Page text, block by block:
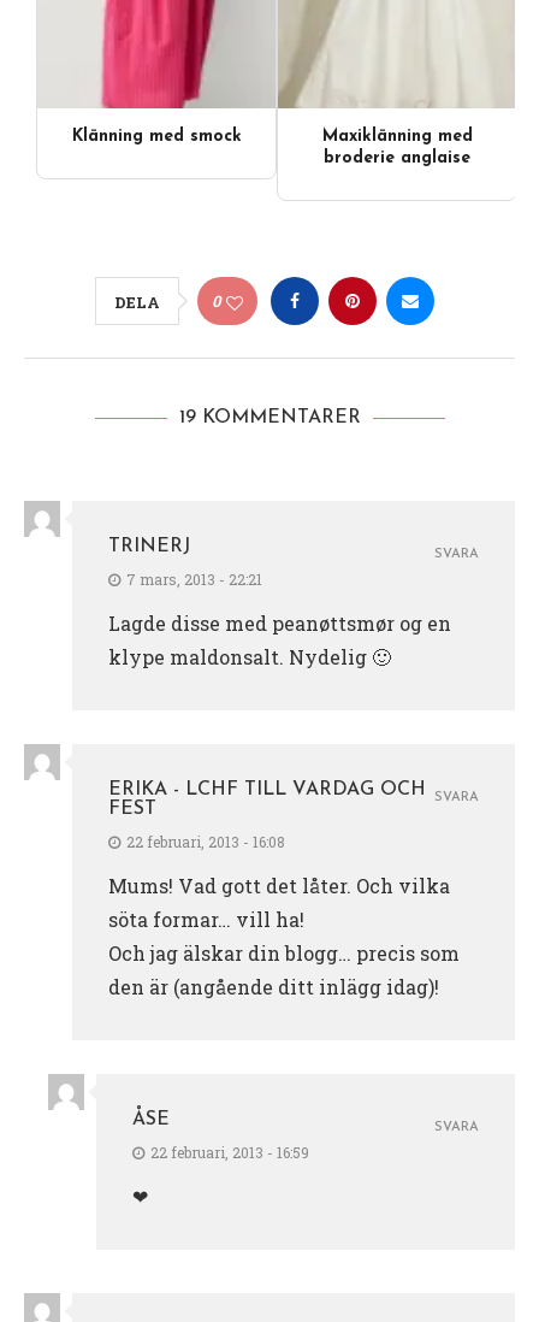
Klänning med smock
Maxiklänning med
broderie anglaise
DELA 0
19 KOMMENTARER
TRINERJ
7 mars, 2013 - 22:21
Lagde disse med peanøttsmør og en
klype maldonsalt. Nydelig 🙂
SVARA
ERIKA - LCHF TILL VARDAG OCH
FEST
22 februari, 2013 - 16:08
Mums! Vad gott det låter. Och vilka
söta formar… vill ha!
Och jag älskar din blogg… precis som
den är (angående ditt inlägg idag)!
SVARA
ÅSE
22 februari, 2013 - 16:59
❤
SVARA